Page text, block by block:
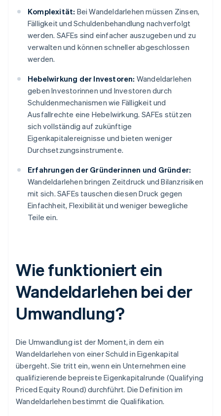
Komplexität: Bei Wandeldarlehen müssen Zinsen,
Fälligkeit und Schuldenbehandlung nachverfolgt
werden. SAFEs sind einfacher auszugeben und zu
verwalten und können schneller abgeschlossen
werden.
Hebelwirkung der Investoren: Wandeldarlehen
geben Investorinnen und Investoren durch
Schuldenmechanismen wie Fälligkeit und
Ausfallrechte eine Hebelwirkung. SAFEs stützen
sich vollständig auf zukünftige
Eigenkapitalereignisse und bieten weniger
Durchsetzungsinstrumente.
Erfahrungen der Gründerinnen und Gründer:
Wandeldarlehen bringen Zeitdruck und Bilanzrisiken
mit sich. SAFEs tauschen diesen Druck gegen
Einfachheit, Flexibilität und weniger bewegliche
Teile ein.
Wie funktioniert ein
Wandeldarlehen bei der
Umwandlung?
Die Umwandlung ist der Moment, in dem ein
Wandeldarlehen von einer Schuld in Eigenkapital
übergeht. Sie tritt ein, wenn ein Unternehmen eine
qualifizierende bepreiste Eigenkapitalrunde (Qualifying
Priced Equity Round) durchführt. Die Definition im
Wandeldarlehen bestimmt die Qualifikation.